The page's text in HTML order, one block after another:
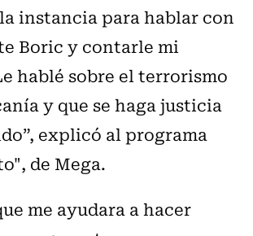
instancia para hablar con
Boric y contarle mi
hablé sobre el terrorismo
y que se haga justicia
explicó al programa
de Mega.
me ayudara a hacer